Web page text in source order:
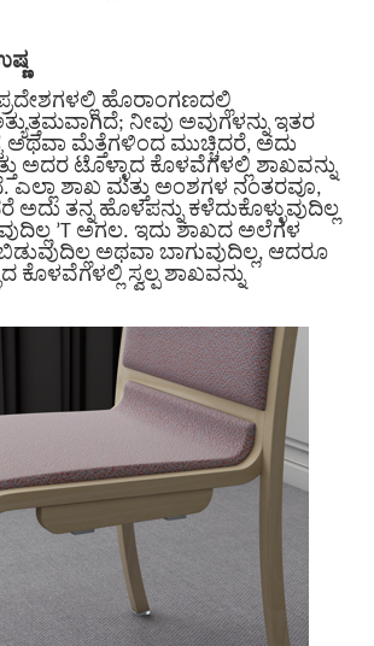
ಹೊರಾಂಗಣದಲ್ಲಿ
ನೀವು ಅವುಗಳನ್ನು ಇತರ
ಮೆತ್ತೆಗಳಿಂದ ಮುಚ್ಚಿದರೆ, ಅದು
ಅದರ ಟೊಳ್ಳಾದ ಕೊಳವೆಗಳಲ್ಲಿ ಶಾಖವನ್ನು
ಎಲ್ಲಾ ಶಾಖ ಮತ್ತು ಅಂಶಗಳ ನಂತರವೂ,
ತನ್ನ ಹೊಳಪನ್ನು ಕಳೆದುಕೊಳ್ಳುವುದಿಲ್ಲ
’T ಅಗಲ. ಇದು ಶಾಖದ ಅಲೆಗಳ
ಅಥವಾ ಬಾಗುವುದಿಲ್ಲ, ಆದರೂ
ಕೊಳವೆಗಳಲ್ಲಿ ಸ್ವಲ್ಪ ಶಾಖವನ್ನು